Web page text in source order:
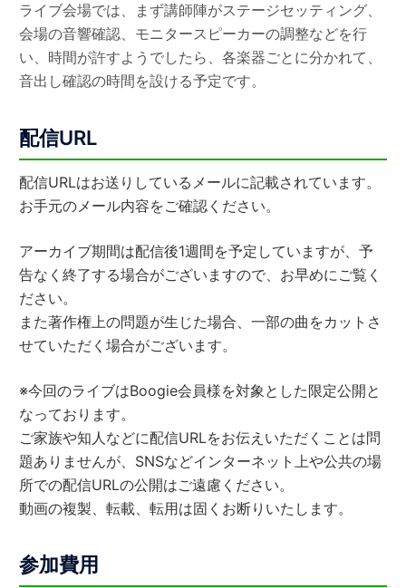
ライブ会場では、まず講師陣がステージセッティング、
会場の音響確認、モニタースピーカーの調整などを行
い、時間が許すようでしたら、各楽器ごとに分かれて、
音出し確認の時間を設ける予定です。
配信URL
配信URLはお送りしているメールに記載されています。
お手元のメール内容をご確認ください。
アーカイブ期間は配信後1週間を予定していますが、予
告なく終了する場合がございますので、お早めにご覧く
ださい。
また著作権上の問題が生じた場合、一部の曲をカットさ
せていただく場合がございます。
※今回のライブはBoogie会員様を対象とした限定公開と
なっております。
ご家族や知人などに配信URLをお伝えいただくことは問
題ありませんが、SNSなどインターネット上や公共の場
所での配信URLの公開はご遠慮ください。
動画の複製、転載、転用は固くお断りいたします。
参加費用